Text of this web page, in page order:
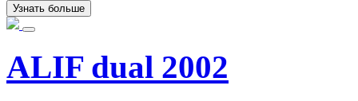
Узнать больше
ALIF dual 2002